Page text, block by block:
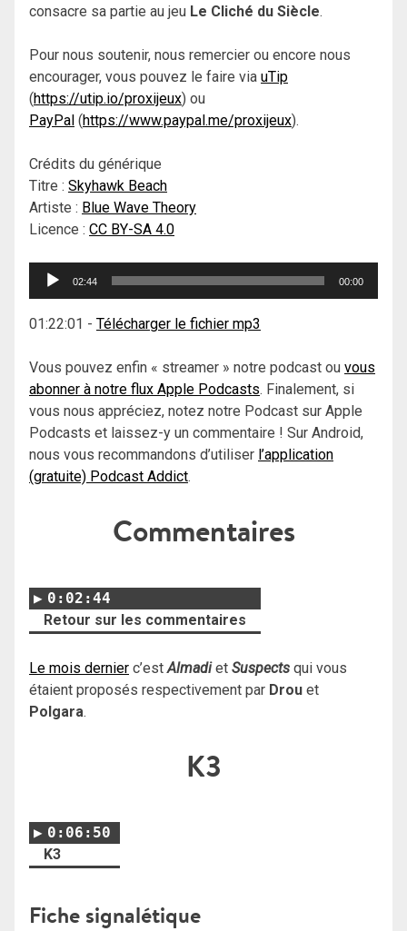
consacre sa partie au jeu Le Cliché du Siècle.
Pour nous soutenir, nous remercier ou encore nous
encourager, vous pouvez le faire via uTip
(https://utip.io/proxijeux) ou
PayPal (https://www.paypal.me/proxijeux).
Crédits du générique
Titre : Skyhawk Beach
Artiste : Blue Wave Theory
Licence : CC BY-SA 4.0
Lecteur
02:44 00:00
01:22:01 - Télécharger le fichier mp3
Vous pouvez enfin « streamer » notre podcast ou vous
abonner à notre flux Apple Podcasts. Finalement, si
vous nous appréciez, notez notre Podcast sur Apple
Podcasts et laissez-y un commentaire ! Sur Android,
nous vous recommandons d’utiliser l’application
(gratuite) Podcast Addict.
Commentaires
0:02:44
Retour sur les commentaires
Le mois dernier c’est Almadiet Suspects qui vous
étaient proposés respectivement par Drou et
Polgara.
K3
0:06:50
K3
Fiche signalétique